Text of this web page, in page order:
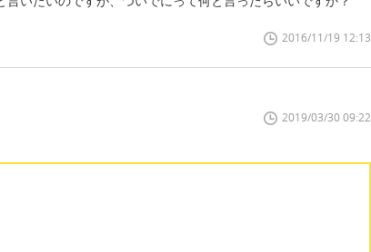
2016/11/19 12:13
2019/03/30 09:22